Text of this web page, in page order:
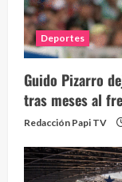
Deportes
Guido Pizarro
tras meses al
Redacción Papi TV